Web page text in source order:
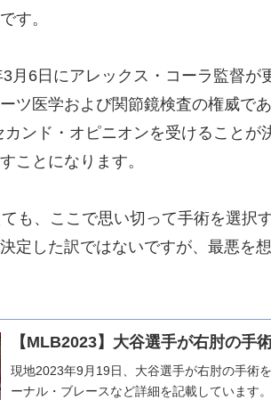
す。
6日にアレックス・コーラ監督が
ツ医学および関節鏡検査の権威で
カンド・オピニオンを受けること
ことになります。
も、ここで思い切って手術を選択
定した訳ではないですが、最悪を
【MLB2023】大谷選手が右肘の手
現地2023年9月19日、大谷選手が右肘の手術
ーナル・ブレースなど詳細を記載しています。